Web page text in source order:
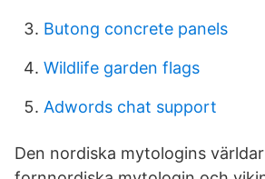
Butong concrete panels
Wildlife garden flags
Adwords chat support
Den nordiska mytologins